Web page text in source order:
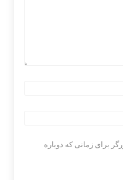
برای زمانی که دوباره